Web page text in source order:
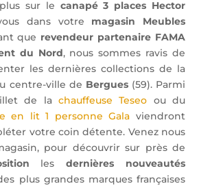
sur le canapé 3 places Hector
dans votre magasin Meubles
que revendeur partenaire FAMA
du Nord, nous sommes ravis de
les dernières collections de la
centre-ville de Bergues(59). Parmi
de la chauffeuse Teseo ou du
en lit 1 personne Gala viendront
votre coin détente. Venez nous
pour découvrir sur près de
lesdernières nouveautés
plus grandes marques françaises